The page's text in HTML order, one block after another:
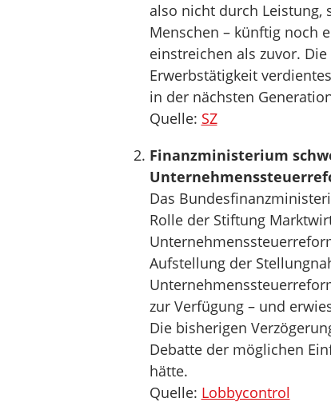
also nicht durch
Menschen – künftig noch
einstreichen als zuvor.
Erwerbstätigkeit
in der nächsten
Quelle: SZ
Finanzministerium
Das
Rolle der Stiftung
Aufstellung der
zur Verfügung – und
Die bisherigen
Debatte der möglichen
hätte.
Quelle: Lobbycontrol